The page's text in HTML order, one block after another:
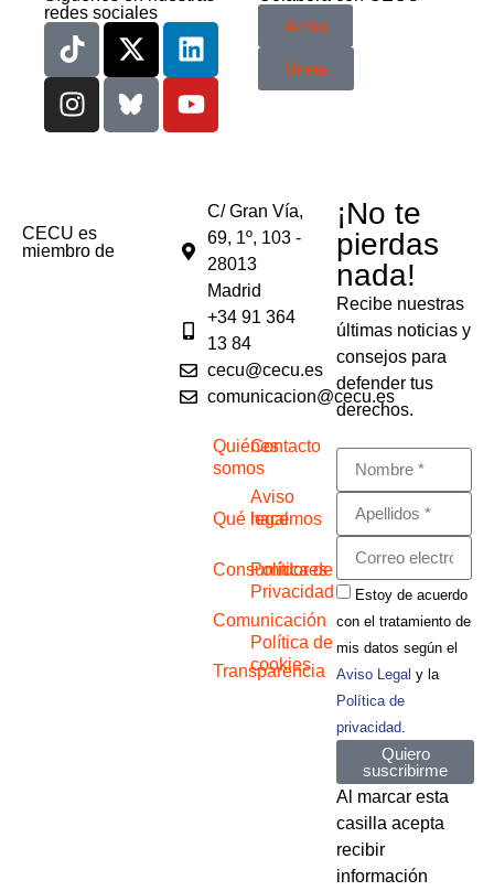
redes sociales
Actúa
Únete
CECU es
miembro de
C/ Gran Vía,
69, 1º, 103 -
28013
Madrid
+34 91 364
13 84
cecu@cecu.es
comunicacion@cecu.es
Quiénes
somos
Qué hacemos
Consumidores
Comunicación
Transparencia
Contacto
Aviso
legal
Política de
Privacidad
Política de
cookies
¡No te
pierdas
nada!
Recibe nuestras
últimas noticias y
consejos para
defender tus
derechos.
Estoy de acuerdo
con el tratamiento de
mis datos según el
Aviso Legal y la
Política de
privacidad
Quiero
suscribirme
Al marcar esta
casilla acepta
recibir
información